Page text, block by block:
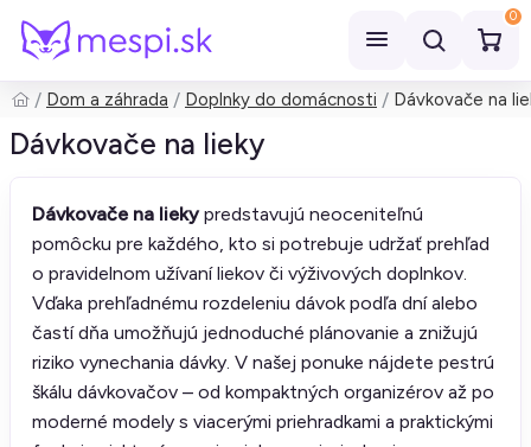
0
Hľadať
Dom a záhrada Doplnky do domácnosti Dávkovače na
Dávkovače na lieky
Dávkovače na liekypredstavujú neoceniteľnú
pomôcku pre každého, kto si potrebuje udržať prehľad
o pravidelnom užívaní liekov či výživových doplnkov.
Vďaka prehľadnému rozdeleniu dávok podľa dní alebo
častí dňa umožňujú jednoduché plánovanie a znižujú
riziko vynechania dávky. V našej ponuke nájdete pestrú
škálu dávkovačov – od kompaktných organizérov až po
moderné modely s viacerými priehradkami a praktickými